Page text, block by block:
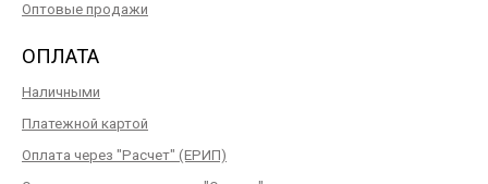
Оптовые продажи
ОПЛАТА
Наличными
Платежной картой
Оплата через "Расчет" (ЕРИП)